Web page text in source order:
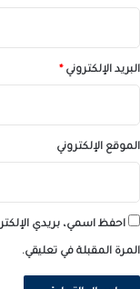
البريد الإلكتروني*
الموقع الإلكتروني
احفظ اسمي، بريدي
المرة المقبلة في تعليقي.